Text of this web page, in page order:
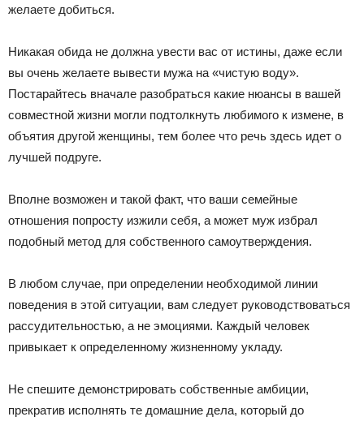
желаете добиться.
Никакая обида не должна увести вас от истины, даже если
вы очень желаете вывести мужа на «чистую воду».
Постарайтесь вначале разобраться какие нюансы в вашей
совместной жизни могли подтолкнуть любимого к измене, в
объятия другой женщины, тем более что речь здесь идет о
лучшей подруге.
Вполне возможен и такой факт, что ваши семейные
отношения попросту изжили себя, а может муж избрал
подобный метод для собственного самоутверждения.
В любом случае, при определении необходимой линии
поведения в этой ситуации, вам следует руководствоваться
рассудительностью, а не эмоциями. Каждый человек
привыкает к определенному жизненному укладу.
Не спешите демонстрировать собственные амбиции,
прекратив исполнять те домашние дела, который до